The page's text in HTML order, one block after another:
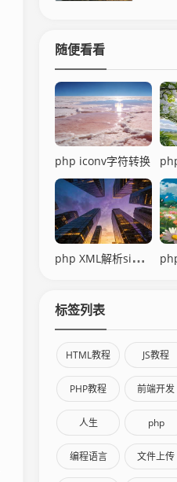
随便看看
php iconv字符转换
php XML解析simplexml
标签列表
HTML教程 JS教程
PHP教程 前端开发
人生 php
编程语言 文件上传